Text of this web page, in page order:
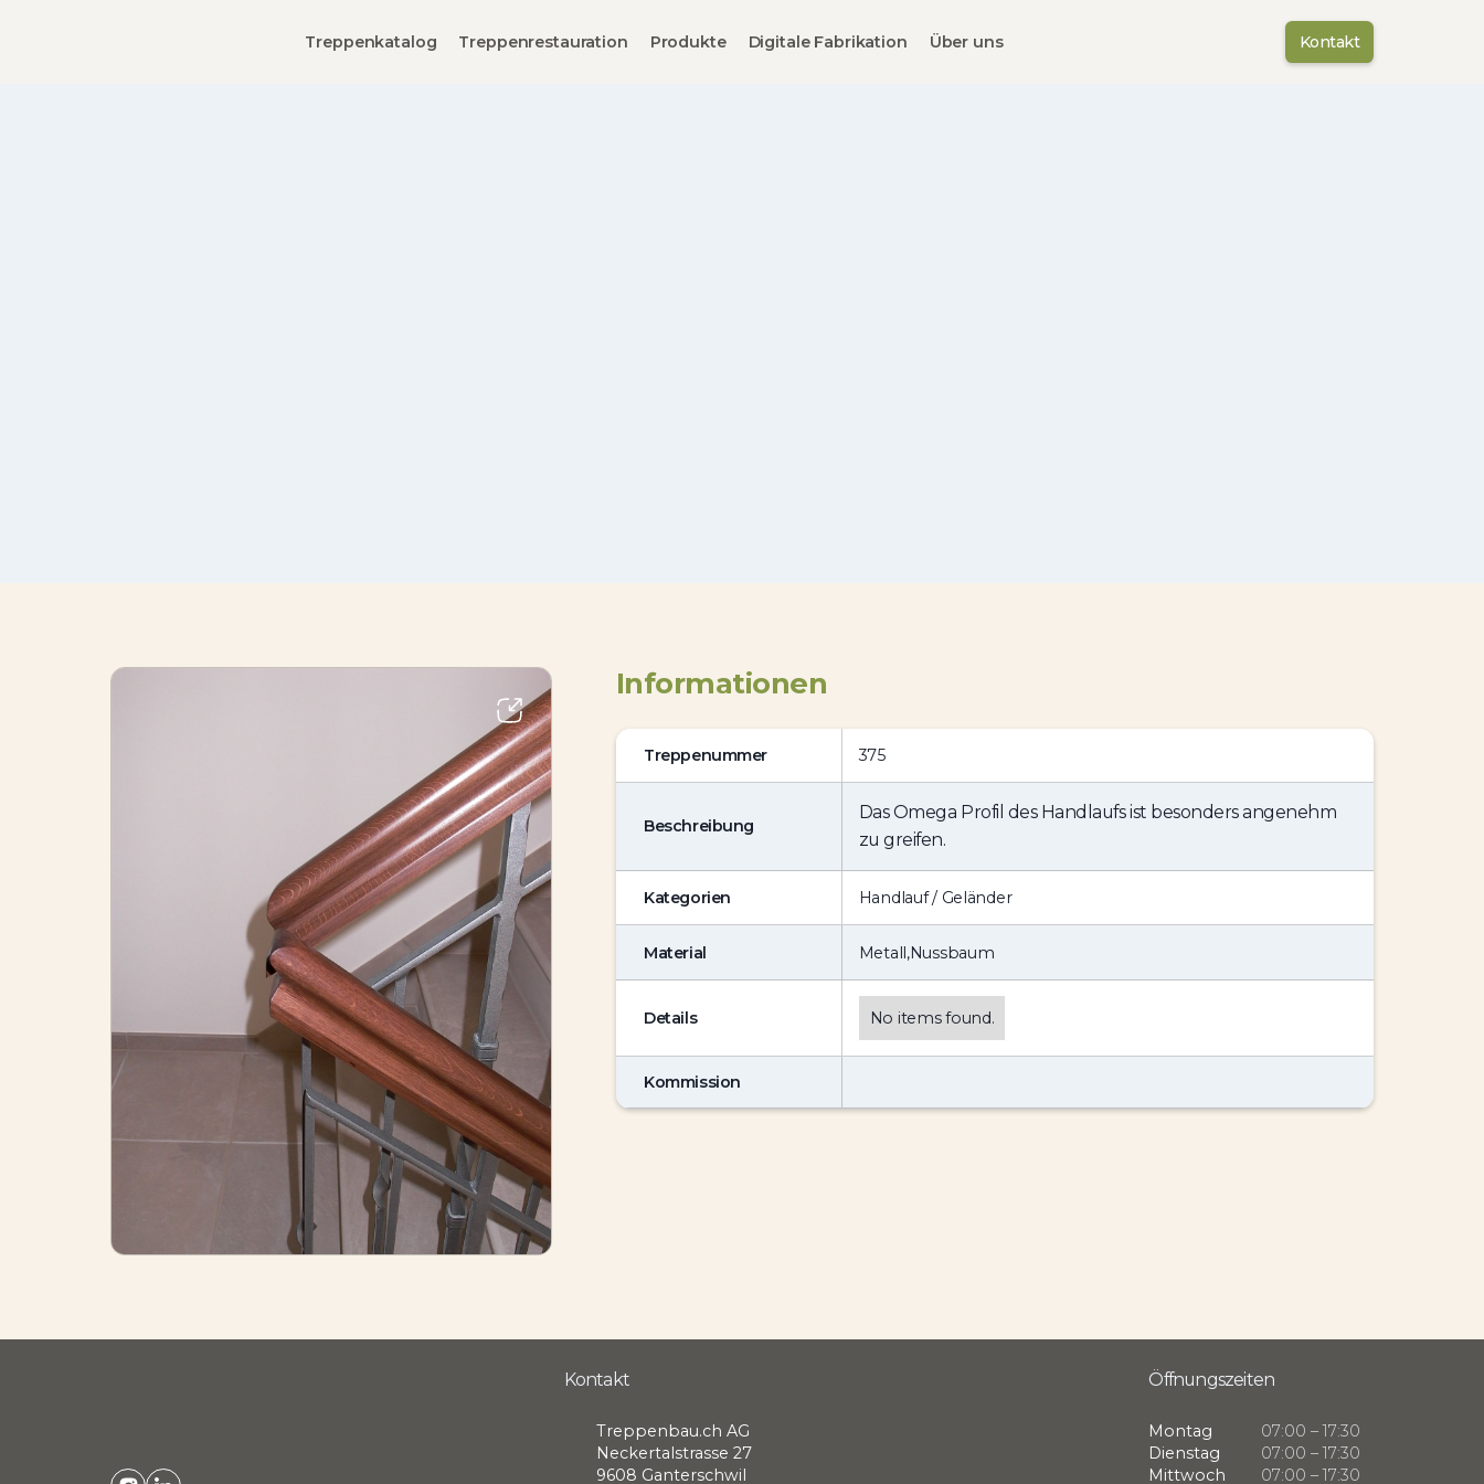
Treppenkatalog Treppenrestauration Produkte Digitale Fabrikation Über uns Kontakt
Informationen
Treppenummer 375
Beschreibung
Das Omega Profil des Handlaufs ist besonders angenehm
zu greifen.
Kategorien Handlauf / Geländer
Material Metall,Nussbaum
Details No items found.
Kommission
Kontakt
Treppenbau.ch AG
Neckertalstrasse 27
9608 Ganterschwil
Öffnungszeiten
Montag
07:00 – 17:30
Dienstag
07:00 – 17:30
Mittwoch
07:00 – 17:30